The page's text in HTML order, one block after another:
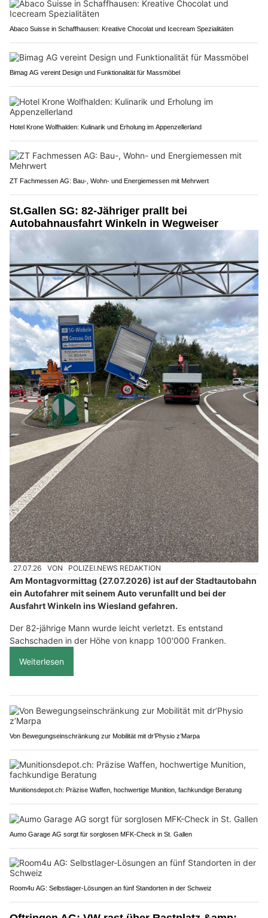
Abaco Suisse in Schaffhausen: Kreative Chocolat und Icecream Spezialitäten
Bimag AG vereint Design und Funktionalität für Massmöbel
Hotel Krone Wolfhalden: Kulinarik und Erholung im Appenzellerland
ZT Fachmessen AG: Bau-, Wohn- und Energiemessen mit Mehrwert
St.Gallen SG: 82-Jähriger prallt bei
Autobahnausfahrt Winkeln in Wegweiser
27.07.26 VON POLIZEI.NEWS REDAKTION
Am Montagvormittag (27.07.2026) ist auf der Stadtautobahn
ein Autofahrer mit seinem Auto verunfallt und bei der
Ausfahrt Winkeln ins Wiesland gefahren.
Der 82-jährige Mann wurde leicht verletzt. Es entstand
Sachschaden in der Höhe von knapp 100'000 Franken.
Weiterlesen
Von Bewegungseinschränkung zur Mobilität mit dr’Physio z’Marpa
Munitionsdepot.ch: Präzise Waffen, hochwertige Munition, fachkundige Beratung
Aumo Garage AG sorgt für sorglosen MFK-Check in St. Gallen
Room4u AG: Selbstlager-Lösungen an fünf Standorten in der Schweiz